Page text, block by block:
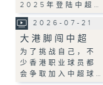
2025年登陆中超…
2026-07-21
大港脚闯中超
为了挑战自己，不
少香港职业球员都
会争取加入中超球…